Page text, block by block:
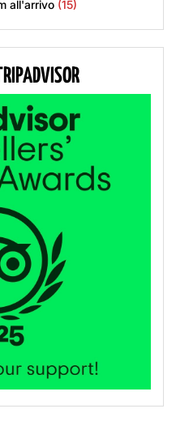
all'arrivo (15)